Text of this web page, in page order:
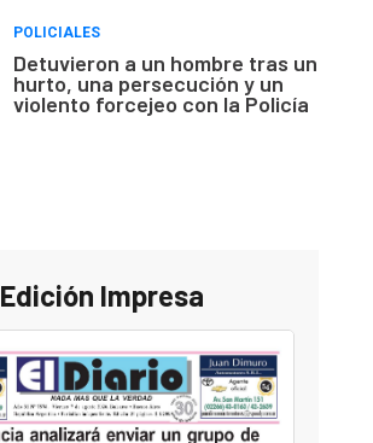
POLICIALES
Detuvieron a un hombre tras un
hurto, una persecución y un
violento forcejeo con la Policía
Edición Impresa